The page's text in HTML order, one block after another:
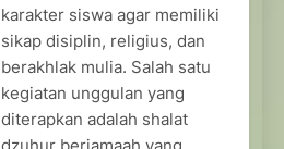
karakter siswa agar memiliki
sikap disiplin, religius, dan
berakhlak mulia. Salah satu
kegiatan unggulan yang
diterapkan adalah shalat